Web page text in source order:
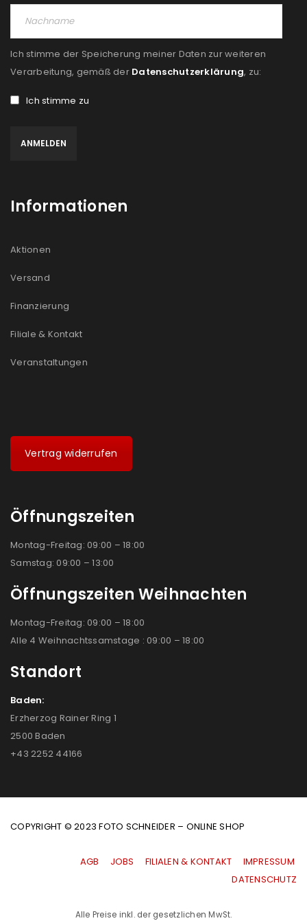
Ich stimme der Speicherung meiner Daten zur weiteren
Verarbeitung, gemäß der Datenschutzerklärung, zu:
Ich stimme zu
Informationen
Aktionen
Versand
Finanzierung
Filiale & Kontakt
Veranstaltungen
Vertrag widerrufen
Öffnungszeiten
Montag-Freitag: 09:00 – 18:00
Samstag: 09:00 – 13:00
Öffnungszeiten Weihnachten
Montag-Freitag: 09:00 – 18:00
Alle 4 Weihnachtssamstage : 09:00 – 18:00
Standort
Baden:
Erzherzog Rainer Ring 1
2500 Baden
+43 2252 44166
COPYRIGHT © 2023 FOTO SCHNEIDER – ONLINE SHOP
AGB JOBS FILIALEN & KONTAKT
IMPRESSUM
|DATENSCHUTZ
Alle Preise inkl. der gesetzlichen MwSt.